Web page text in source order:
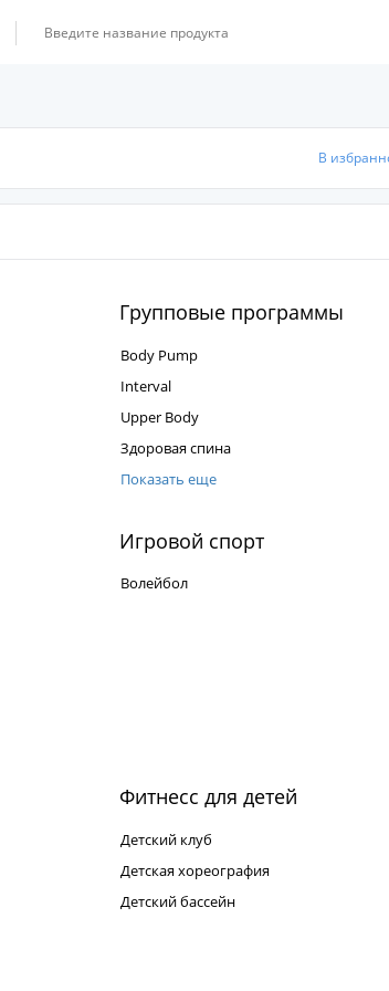
В
Групповые программы
Body Pump
Interval
Upper Body
Здоровая спина
Показать еще
Игровой спорт
Волейбол
Фитнесс для детей
Детский клуб
Детская хореография
Детский бассейн